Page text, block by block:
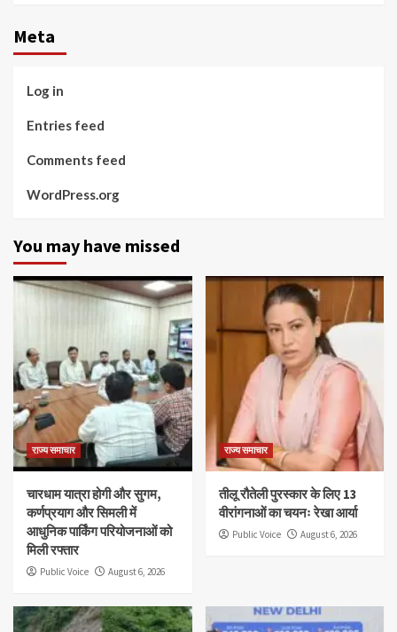
Meta
Log in
Entries feed
Comments feed
WordPress.org
You may have missed
राज्य समाचार
चारधाम यात्रा होगी और सुगम,
कर्णप्रयाग और सिमली में
आधुनिक पार्किंग परियोजनाओं को
मिली रफ्तार
Public Voice August 6, 2026
राज्य समाचार
तीलू रौतेली पुरस्कार के लिए 13
वीरांगनाओं का चयनः रेखा आर्या
Public Voice August 6, 2026